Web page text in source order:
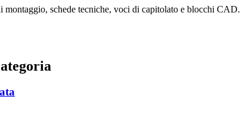
montaggio, schede tecniche, voci di capitolato e blocchi CAD.